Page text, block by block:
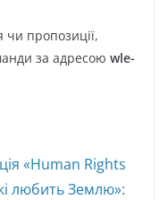
пропозиції,
за адресою wle-
«Human Rights
любить Землю»: